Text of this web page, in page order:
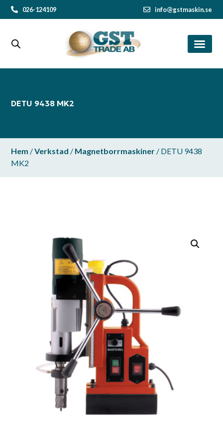
026-124109 info@gstmaskin.se
DETU 9438 MK2
Hem /Verkstad / Magnetborrmaskiner / DETU 9438
MK2